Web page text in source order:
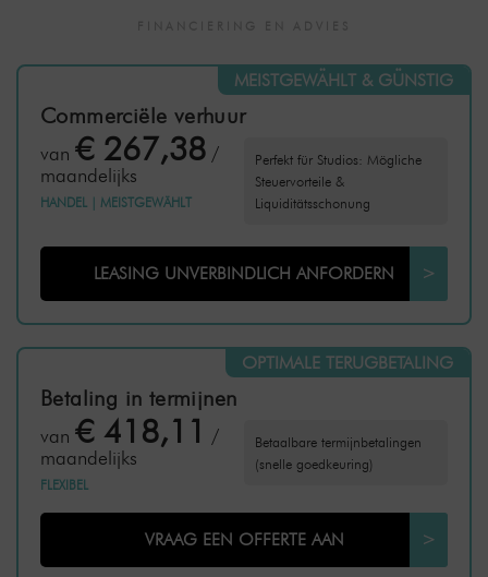
MEISTGEWÄHLT & GÜNSTIG
Commerciële verhuur
Perfekt für Studios: Mögliche
Steuervorteile &
Liquiditätsschonung
van € 267,38 /
maandelijks
HANDEL MEISTGEWÄHLT
LEASING UNVERBINDLICH ANFORDERN >
OPTIMALE TERUGBETALING
Betaling in termijnen
Betaalbare termijnbetalingen
(snelle goedkeuring)
van € 418,11 /
maandelijks
FLEXIBEL
VRAAG EEN OFFERTE AAN >